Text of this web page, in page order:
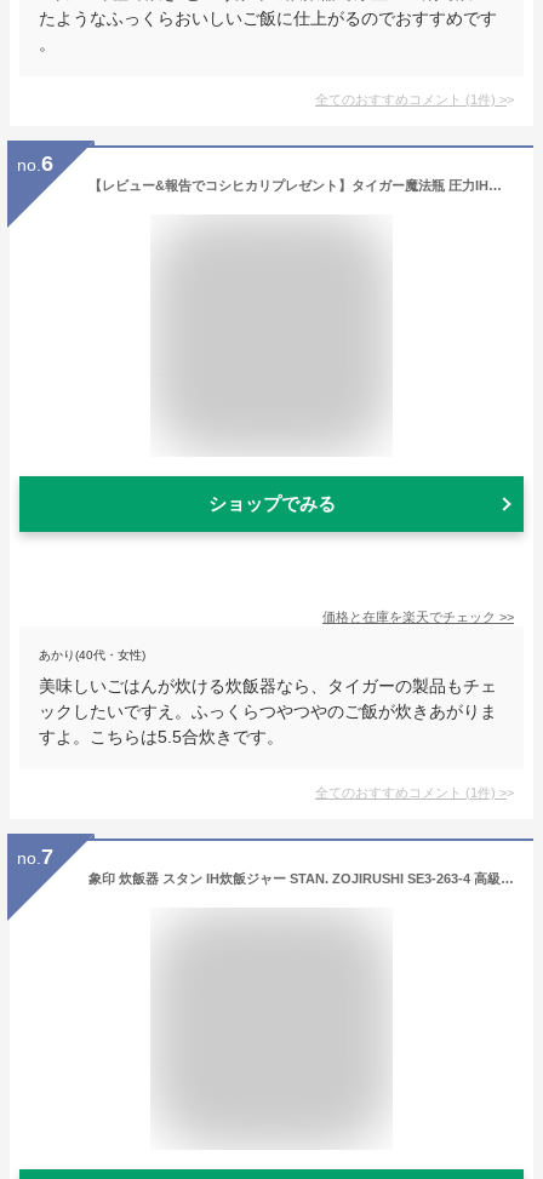
たようなふっくらおいしいご飯に仕上がるのでおすすめです
。
全てのおすすめコメント (1件) >
no. 6
【レビュー&報告でコシヒカリプレゼント】タイガー魔法瓶 圧力IHジャー炊飯器 5.5合炊き 炊飯器 炊飯ジャー ご泡火炊きフォグブラック JPI-X100KX 炊飯 圧力IH炊飯器 ブラック【送料無料】
ショップでみる
価格と在庫を楽天でチェック >>
あかり(40代・女性)
美味しいごはんが炊ける炊飯器なら、タイガーの製品もチェ
ックしたいですえ。ふっくらつやつやのご飯が炊きあがりま
すよ。こちらは5.5合炊きです。
全てのおすすめコメント (1件) >
no. 7
象印 炊飯器 スタン IH炊飯ジャー STAN. ZOJIRUSHI SE3-263-4 高級 贈答品 家電人気商品 5.5合炊き 炊飯ジャー おしゃれ インテリア シンプル プレゼント 家族 引越し 自炊 シンプル ブラック 料理 入手困難 豪熱沸とうIH 白米炊き分け3コース NW-SA10-BA ギフトラッピング